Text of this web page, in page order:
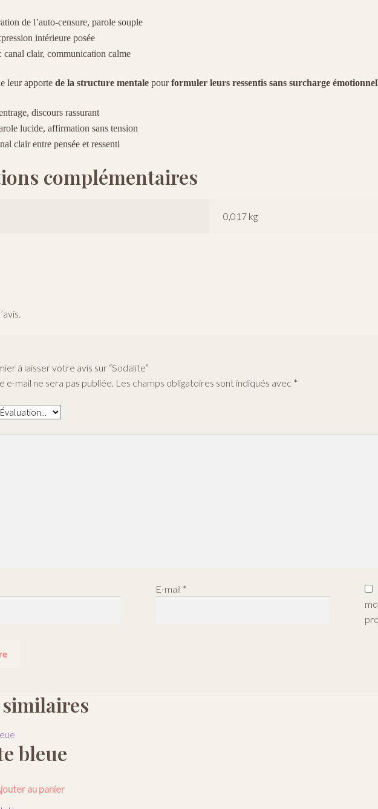
de l’auto-censure, parole souple
intérieure posée
: canal clair, communication calme
leur apportede la structure mentale pourformuler leurs ressentis sans surcharge
discours rassurant
lucide, affirmation sans tension
clair entre pensée et ressenti
complémentaires
0,017 kg
à laisser votre avis sur “Sodalite”
e-mail ne sera pas publiée. Les champs obligatoires sont indiqués avec *
E-mail *
bleue
au panier